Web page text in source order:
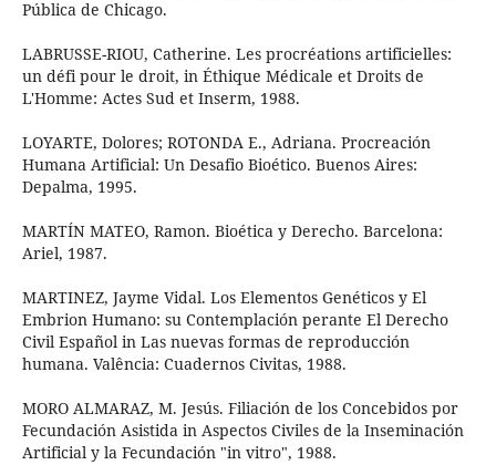
Pública de Chicago.
LABRUSSE-RIOU, Catherine. Les procréations artificielles:
un défi pour le droit, in Éthique Médicale et Droits de
L'Homme: Actes Sud et Inserm, 1988.
LOYARTE, Dolores; ROTONDA E., Adriana. Procreación
Humana Artificial: Un Desafio Bioético. Buenos Aires:
Depalma, 1995.
MARTÍN MATEO, Ramon. Bioética y Derecho. Barcelona:
Ariel, 1987.
MARTINEZ, Jayme Vidal. Los Elementos Genéticos y El
Embrion Humano: su Contemplación perante El Derecho
Civil Español in Las nuevas formas de reproducción
humana. Valência: Cuadernos Civitas, 1988.
MORO ALMARAZ, M. Jesús. Filiación de los Concebidos por
Fecundación Asistida in Aspectos Civiles de la Inseminación
Artificial y la Fecundación "in vitro", 1988.